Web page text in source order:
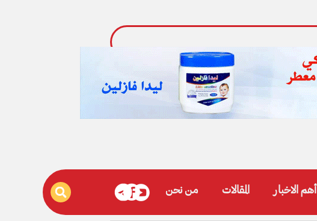
وزارة الشباب والرياضة تتوج
أهم الاخبار المقالات من نحن